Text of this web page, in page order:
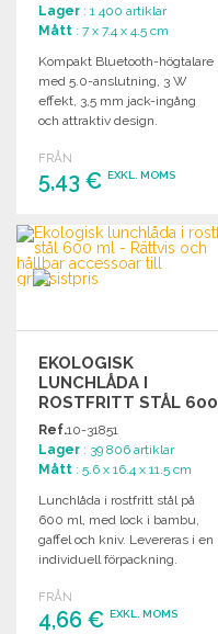
Lager : 1 400 artiklar
Mått : 7 x 7.4 x 4.5 cm
Kompakt Bluetooth-högtalare
med 5.0-anslutning, 3 W
effekt, 3,5 mm jack-ingång
och attraktiv design.
FRÅN
5,43 € EXKL. MOMS
BESTÄLL
Begär offert
EKOLOGISK
LUNCHLÅDA I
ROSTFRITT STÅL 600
ML
Ref.10-31851
Lager : 39 806 artiklar
Mått : 5.6 x 16.4 x 11.5 cm
Lunchlåda i rostfritt stål på
600 ml, med lock i bambu,
gaffel och kniv. Levereras i en
individuell förpackning.
FRÅN
4,66 € EXKL. MOMS